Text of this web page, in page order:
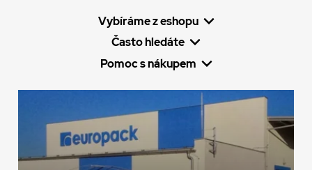
Vybíráme z eshopu
Často hledáte
Pomoc s nákupem